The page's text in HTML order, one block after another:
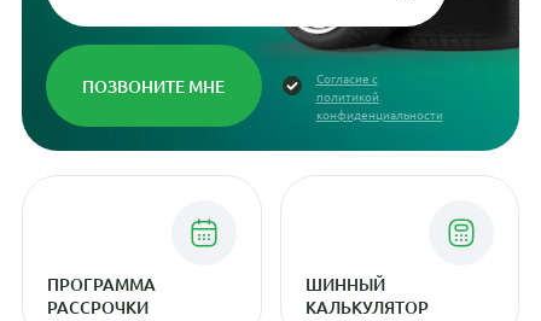
Согласие с
политикой
конфиденциальности
ПРОГРАММА
РАССРОЧКИ
ШИННЫЙ
КАЛЬКУЛЯТОР